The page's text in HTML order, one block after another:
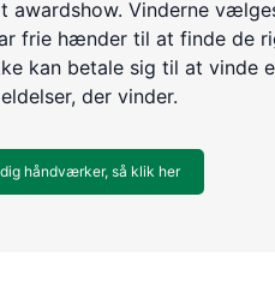
awardshow. Vinderne
frie hænder til at finde de
kan betale sig til at vinde
der vinder.
håndværker, så klik her